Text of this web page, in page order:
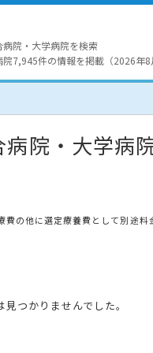
院・大学病院を検索
7,945件の情報を掲載（2026年8
院・大学病
の他に選定療養費として別途料
つかりませんでした。